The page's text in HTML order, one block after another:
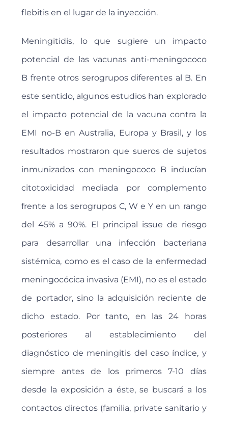
flebitis en el lugar de la inyección.
Meningitidis, lo que sugiere un impacto
potencial de las vacunas anti-meningococo
B frente otros serogrupos diferentes al B. En
este sentido, algunos estudios han explorado
el impacto potencial de la vacuna contra la
EMI no-B en Australia, Europa y Brasil, y los
resultados mostraron que sueros de sujetos
inmunizados con meningococo B inducían
citotoxicidad mediada por complemento
frente a los serogrupos C, W e Y en un rango
del 45% a 90%. El principal issue de riesgo
para desarrollar una infección bacteriana
sistémica, como es el caso de la enfermedad
meningocócica invasiva (EMI), no es el estado
de portador, sino la adquisición reciente de
dicho estado. Por tanto, en las 24 horas
posteriores al establecimiento del
diagnóstico de meningitis del caso índice, y
siempre antes de los primeros 7-10 días
desde la exposición a éste, se buscará a los
contactos directos (familia, private sanitario y